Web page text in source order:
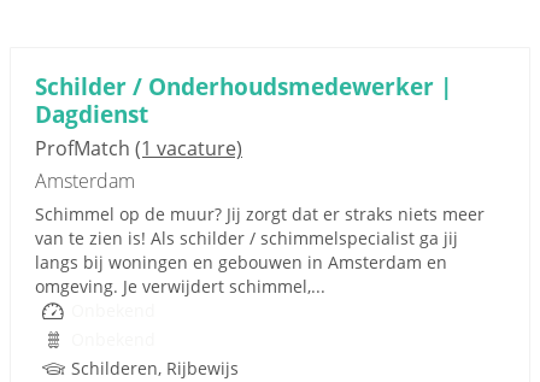
Schilder / Onderhoudsmedewerker |
Dagdienst
ProfMatch (1 vacature)
Amsterdam
Schimmel op de muur? Jij zorgt dat er straks niets meer
van te zien is! Als schilder / schimmelspecialist ga jij
langs bij woningen en gebouwen in Amsterdam en
omgeving. Je verwijdert schimmel,...
Schilderen, Rijbewijs